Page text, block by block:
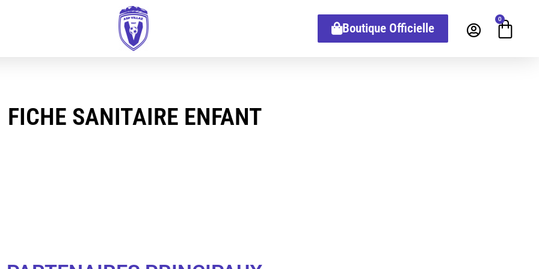
Boutique Officielle
0
FICHE SANITAIRE ENFANT